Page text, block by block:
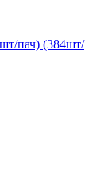
пач) (384шт/